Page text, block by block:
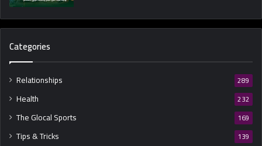
Categories
Relationships 289
Health 232
The Glocal Sports 169
Tips & Tricks 139